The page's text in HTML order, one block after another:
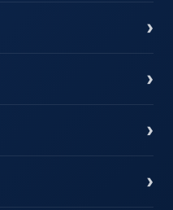
›
›
›
›